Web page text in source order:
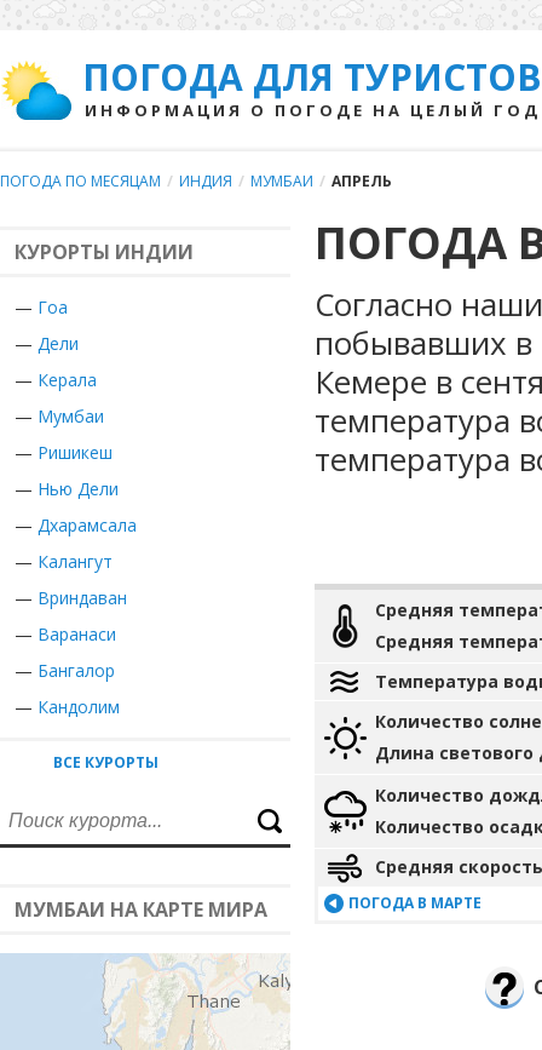
ПОГОДА ДЛЯ ТУРИСТОВ
ИНФОРМАЦИЯ О ПОГОДЕ НА ЦЕЛЫЙ ГОД
ПОГОДА ПО МЕСЯЦАМ / ИНДИЯ / МУМБАИ / АПРЕЛЬ
КУРОРТЫ ИНДИИ
— Гоа
— Дели
— Керала
— Мумбаи
— Ришикеш
— Нью Дели
— Дхарамсала
— Калангут
— Вриндаван
— Варанаси
— Бангалор
— Кандолим
ВСЕ КУРОРТЫ
МУМБАИ НА КАРТЕ МИРА
ПОГОДА
Согласно
побывавших в
Кемере в
температура
температура
Средняя
Средняя
Температура
Количество
Длина светового
Количество
Количество
Средняя
ПОГОДА В МАРТЕ